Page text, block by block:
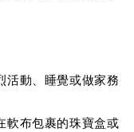
活動、睡覺或做家務
軟布包裹的珠寶盒或